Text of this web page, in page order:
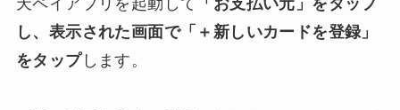
天ペイアプリを起動して 「お支払い元」をタップ
し、表示された画面で「＋新しいカードを登録」
をタップします。